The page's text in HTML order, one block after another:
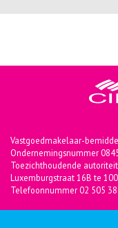
Vastgoedmakelaar-
Ondernemingsnummer
Toezichthoudende
Luxemburgstraat 16B te
Telefoonnummer 02 505